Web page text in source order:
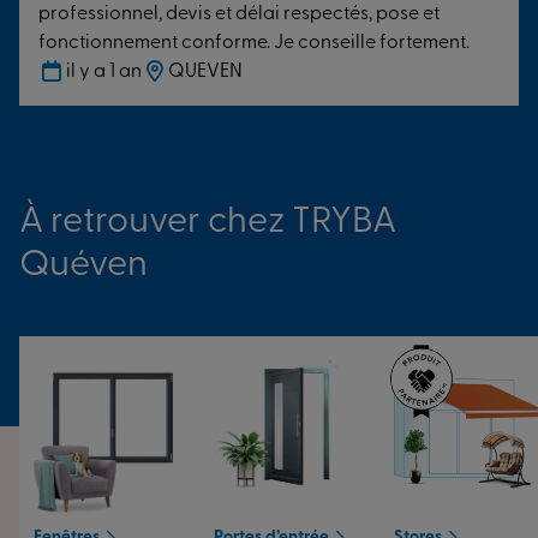
qualité de service et vous fait gagner du temps durant
l’ensemble des travaux.
présent.
professionnel, devis et délai respectés, pose et
fonctionnement conforme. Je conseille fortement.
il y a 1 an
QUEVEN
À retrouver chez TRYBA
Quéven